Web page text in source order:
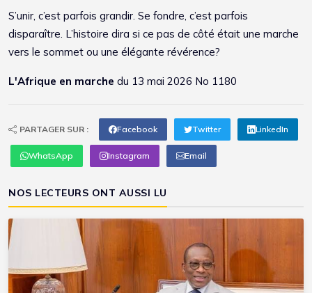
S’unir, c’est parfois grandir. Se fondre, c’est parfois
disparaître. L’histoire dira si ce pas de côté était une marche
vers le sommet ou une élégante révérence?
L'Afrique en marche du 13 mai 2026 No 1180
PARTAGER SUR : Facebook Twitter LinkedIn
WhatsApp Instagram Email
NOS LECTEURS ONT AUSSI LU